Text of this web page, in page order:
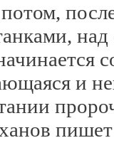
после
и
пишет